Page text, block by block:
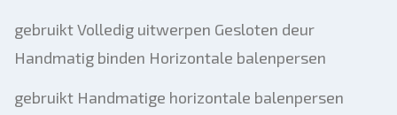
gebruikt Volledig uitwerpen Gesloten deur
Handmatig binden Horizontale balenpersen
gebruikt Handmatige horizontale balenpersen